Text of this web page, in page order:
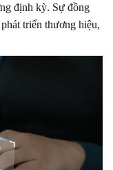
định kỳ. Sự đồng
triển thương hiệu,